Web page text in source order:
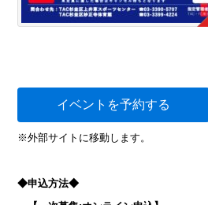
イベントを予約する
※外部サイトに移動します。
◆申込方法◆